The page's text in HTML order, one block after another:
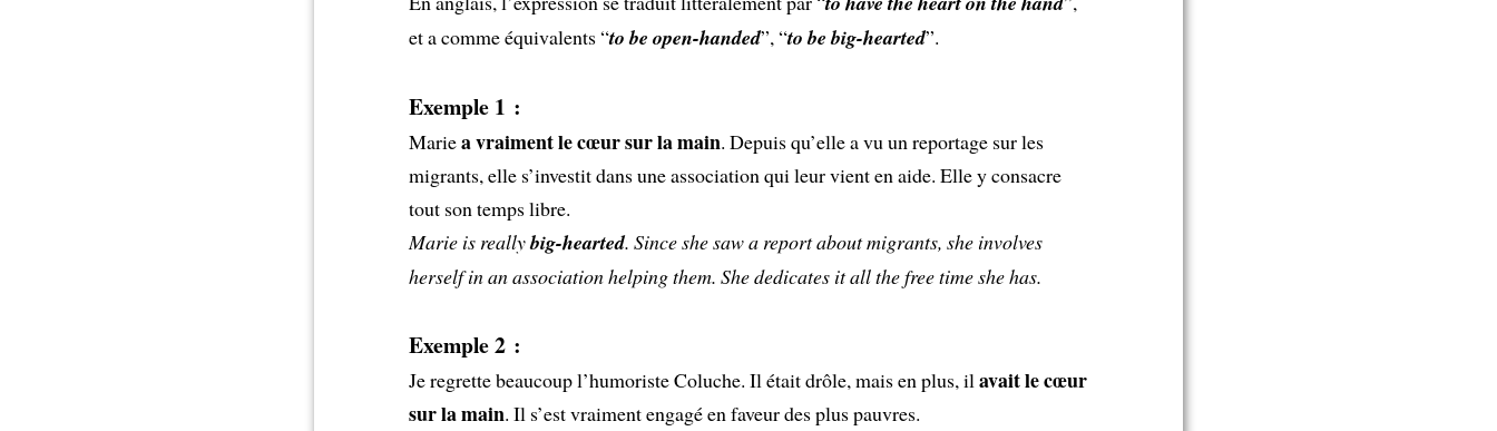
et a comme équivalents “to be open-handed”, “to be big-hearted”.
Exemple 1 :
Mariea vraiment le cœur sur la main. Depuis qu’elle a vu un reportage sur les
migrants, elle s’investit dans une association qui leur vient en aide. Elle y consacre
tout son temps libre.
Marie is reallybig-hearted. Since she saw a report about migrants, she involves
herself in an association helping them. She dedicates it all the free time she has.
Exemple 2 :
Je regrette beaucoup l’humoriste Coluche. Il était drôle, mais en plus, il avait le cœur
sur la main. Il s’est vraiment engagé en faveur des plus pauvres.